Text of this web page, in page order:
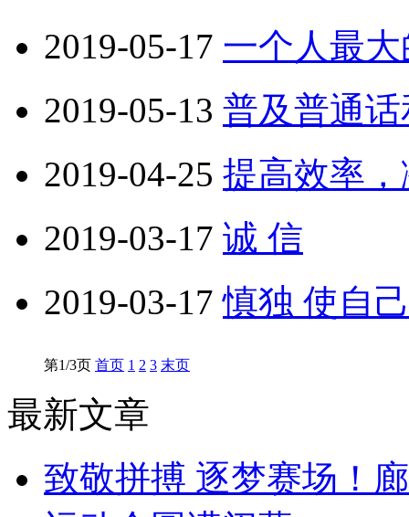
2019-05-17 一个人最
2019-05-13 普及普通
2019-04-25 提高效率
2019-03-17 诚 信
2019-03-17 慎独 使自
第1/3页 首页 1 2 3 末页
最新文章
致敬拼搏 逐梦赛场！